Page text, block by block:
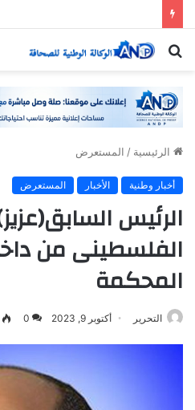
بحث
الرئيسية / المستعرض
أخبار وطنية الأخبار المستعرض
الرئيس
الفلسطينى من
المحكمة
التحرير أكتوبر 9, 2023 0